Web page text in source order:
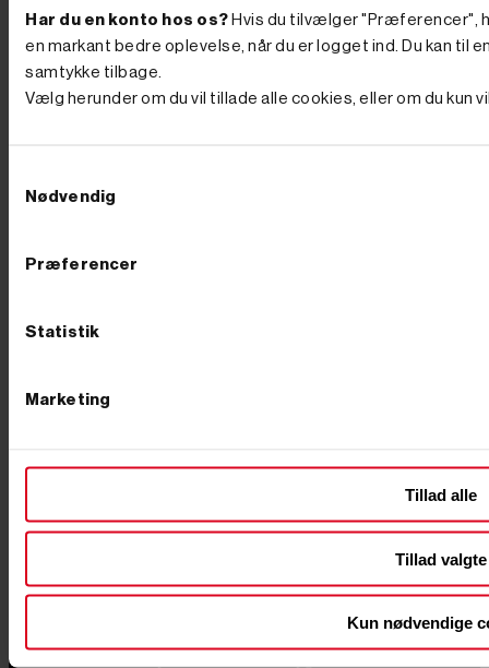
Har du en konto hos os? Hvis du tilvælger "Præferencer",
en markant bedre oplevelse, når du er logget ind. Du kan
samtykke tilbage.
Vælg herunder om du vil tillade alle cookies, eller om du kun
Nødvendig
Præferencer
Statistik
Marketing
Tillad alle
Tillad valgte
Kun nødvendige
udgangspunkt samme dag, så du ikke skal vente på at
komme i gang. Se udvalget herunder, eller ring til os på
76 62 00 36 og få hjælp til at vælge den rigtige
maskine til din næste opgave. Ofte stillede spørgsmål
Hvad koster en minigraver? En minigraver kan
afhængigt af model, drivkraft og udstyr købes fra
udstyr. Hvilken minigraver skal jeg vælge? Det
afhænger af opgaven. Skal du grave i egen have, kan
professionelt, får du brug for en maskine på larvebånd
løfte? Løfteevnen afhænger af maskinens vægt og af,
diesel eller el? Vælg diesel til drift, holdbarhed og
fleksible opgaver. Du kan sammenligne de tre
transporterer jeg en minigraver? De fleste minigravere
på op til 2 ton kan transporteres på en kraftig trailer, så
opkørselsrampe til maskinens vægt.
PæleborHos PrimusDanmark finder du pælebor, både
til privat og professionelt brug. Uanset om du har brug